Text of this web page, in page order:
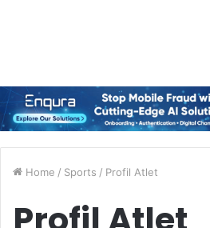
Home / Sports / Profil Atlet